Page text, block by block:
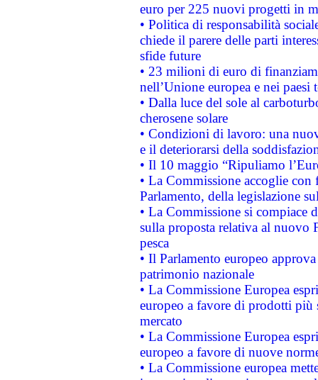
euro per 225 nuovi progetti in
• Politica di responsabilità
chiede il parere delle parti
sfide future
• 23 milioni di euro di
nell’Unione europea e nei paesi
• Dalla luce del sole al
cherosene solare
• Condizioni di lavoro: una
e il deteriorarsi della
• Il 10 maggio “Ripuliamo
• La Commissione accoglie
Parlamento, della legislazione
• La Commissione si compiace
sulla proposta relativa al nuovo
pesca
• Il Parlamento europeo
patrimonio nazionale
• La Commissione Europea
europeo a favore di prodotti
mercato
• La Commissione Europea
europeo a favore di nuove
• La Commissione europea